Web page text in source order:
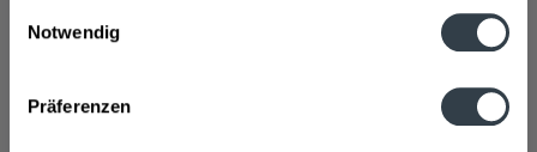
Notwendig
Präferenzen